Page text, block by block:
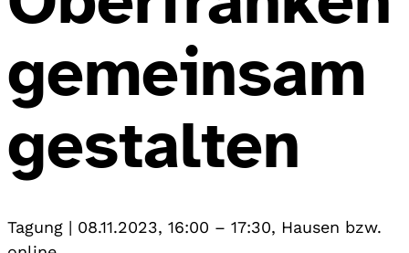
gemeinsam
gestalten
Tagung | 08.11.2023, 16:00 – 17:30, Hausen bzw.